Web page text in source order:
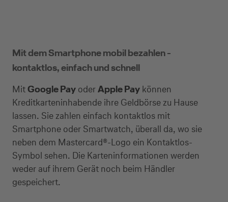
Mit dem Smartphone mobil bezahlen -
kontaktlos, einfach und schnell
MitGoogle Pay oderApple Pay können
Kreditkarteninhabende ihre Geldbörse zu Hause
lassen. Sie zahlen einfach kontaktlos mit
Smartphone oder Smartwatch, überall da, wo sie
neben dem Mastercard®-Logo ein Kontaktlos-
Symbol sehen. Die Karteninformationen werden
weder auf ihrem Gerät noch beim Händler
gespeichert.